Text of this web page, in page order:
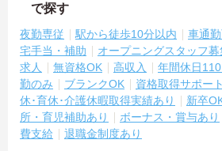
で探す
夜勤専従 駅から徒歩10分以内 車通
宅手当・補助
オープニングスタッフ募
求人
無資格OK 高収入 年間休日
勤のみ
ブランクOK 資格取得サポート
休･育休･介護休暇取得実績あり
新卒
所・育児補助あり
ボーナス・賞与あり
費支給
退職金制度あり